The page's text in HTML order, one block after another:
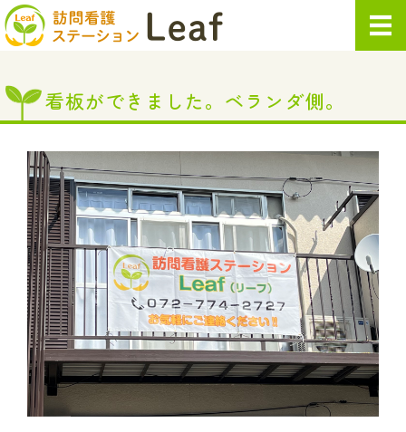
訪問看護ス
サービス内容
ご利用案内
会社概要
求人情報
看板ができました。ベランダ側。